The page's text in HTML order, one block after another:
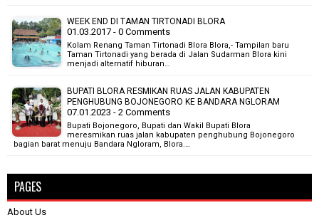
WEEK END DI TAMAN TIRTONADI BLORA
01.03.2017 - 0 Comments
Kolam Renang Taman Tirtonadi Blora Blora,- Tampilan baru
Taman Tirtonadi yang berada di Jalan Sudarman Blora kini
menjadi alternatif hiburan…
BUPATI BLORA RESMIKAN RUAS JALAN KABUPATEN
PENGHUBUNG BOJONEGORO KE BANDARA NGLORAM
07.01.2023 - 2 Comments
Bupati Bojonegoro, Bupati dan Wakil Bupati Blora
meresmikan ruas jalan kabupaten penghubung Bojonegoro
bagian barat menuju Bandara Ngloram, Blora.…
PAGES
About Us